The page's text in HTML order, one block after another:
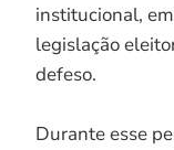
institucional,
legislação
defeso.
Durante esse